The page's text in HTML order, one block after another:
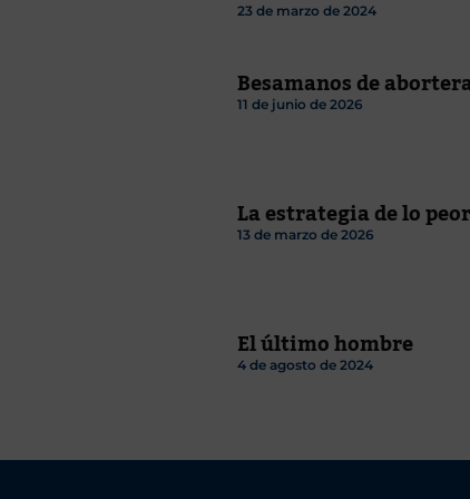
23 de marzo de 2024
Besamanos de
11 de junio de 2026
La estrategia de lo peor
13 de marzo de 2026
El último hombre
4 de agosto de 2024